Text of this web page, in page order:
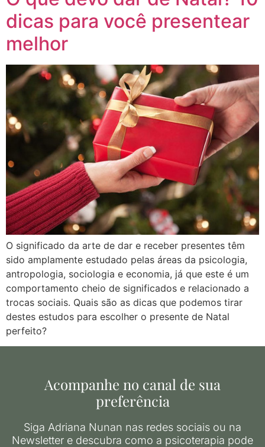
dicas para você presentear
melhor
O significado da arte de dar e receber presentes têm
sido amplamente estudado pelas áreas da psicologia,
antropologia, sociologia e economia, já que este é um
comportamento cheio de significados e relacionado a
trocas sociais. Quais são as dicas que podemos tirar
destes estudos para escolher o presente de Natal
perfeito?
Acompanhe no canal de sua
preferência
Siga Adriana Nunan nas redes sociais ou na
Newsletter e descubra como a psicoterapia pode